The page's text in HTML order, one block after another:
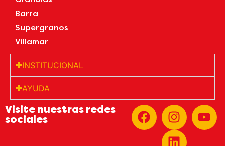
Barra
Supergranos
Villamar
INSTITUCIONAL
AYUDA
Visite nuestras redes
sociales